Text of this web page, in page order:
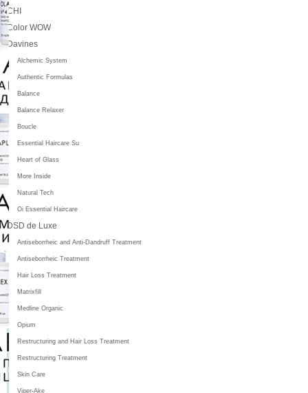
CHI
Color WOW
Davines
Alchemic System
Authentic Formulas
Balance
Balance Relaxer
Boucle
Essential Haircare Su
Heart of Glass
More Inside
Natural Tech
Oi Essential Haircare
DSD de Luxe
Antiseborrheic and Anti-Dandruff Treatment
Antiseborrheic Treatment
Hair Loss Treatment
Matrixfill
Medline Organic
Opium
Restructuring and Hair Loss Treatment
Restructuring Treatment
Skin Care
Viper-Ake